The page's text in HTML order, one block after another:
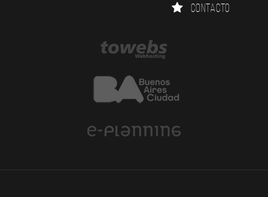
Contacto